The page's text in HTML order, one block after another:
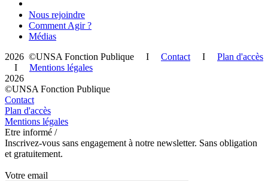
Nous rejoindre
Comment Agir ?
Médias
2026 ©UNSA Fonction Publique I Contact I Plan d'accès
I Mentions légales
2026
©UNSA Fonction Publique
Contact
Plan d'accès
Mentions légales
Etre informé /
Inscrivez-vous sans engagement à notre newsletter. Sans obligation
et gratuitement.
Votre email